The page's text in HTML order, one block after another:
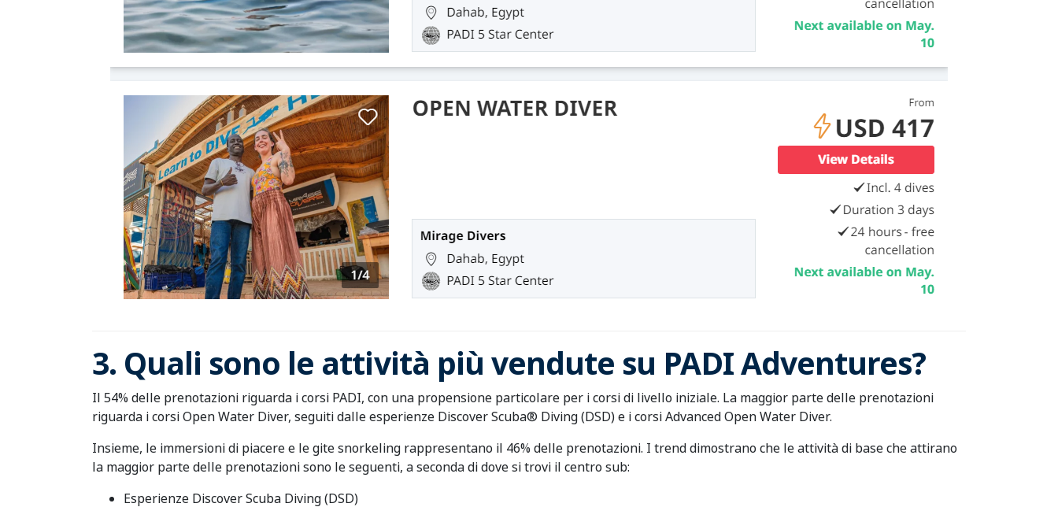
3. Quali sono le attività più vendute su PADI Adventures?
Il 54% delle prenotazioni riguarda i corsi PADI, con una propensione particolare per i corsi di livello iniziale. La maggior parte delle prenotazioni
riguarda i corsi Open Water Diver, seguiti dalle esperienze Discover Scuba® Diving (DSD) e i corsi Advanced Open Water Diver.
Insieme, le immersioni di piacere e le gite snorkeling rappresentano il 46% delle prenotazioni. I trend dimostrano che le attività di base che attirano
la maggior parte delle prenotazioni sono le seguenti, a seconda di dove si trovi il centro sub:
Esperienze Discover Scuba Diving (DSD)